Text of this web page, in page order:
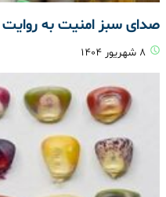
صدای سبز امنیت به
۸ شهریور ۱۴۰۴